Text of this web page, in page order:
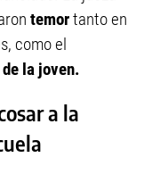
temortanto en
como el
la joven.
a la